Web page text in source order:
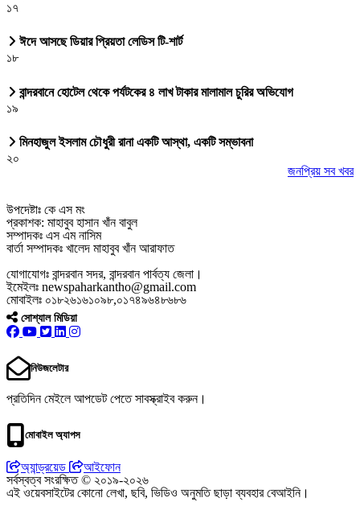
১৭
ঈদে আসছে ডিয়ার প্রিয়তা লেডিস টি-শার্ট
১৮
বান্দরবানে হোটেল থেকে পর্যটকের ৪ লাখ টাকার মালামাল চুরির অভিযোগ
১৯
মিনহাজুল ইসলাম চৌধুরী রানা একটি আস্থা, একটি সম্ভাবনা
২০
জনপ্রিয় সব খবর
উপদেষ্টাঃ কে এস মং
প্রকাশক: মাহাবুব হাসান খাঁন বাবুল
সম্পাদকঃ এস এম নাসিম
বার্তা সম্পাদকঃ খালেদ মাহাবুব খাঁন আরাফাত
যোগাযোগঃ বান্দরবান সদর, বান্দরবান পার্বত্য জেলা।
ইমেইলঃ newspaharkantho@gmail.com
মোবাইলঃ ০১৮২৬১৬১০৯৮,০১৭৪৯৬৪৮৬৮৬
সোশ্যাল মিডিয়া
নিউজলেটার
প্রতিদিন মেইলে আপডেট পেতে সাবস্ক্রাইব করুন।
মোবাইল অ্যাপস
অ্যান্ড্রয়েড
আইফোন
সর্বস্বত্ব সংরক্ষিত © ২০১৯-২০২৬
এই ওয়েবসাইটের কোনো লেখা, ছবি, ভিডিও অনুমতি ছাড়া ব্যবহার বেআইনি।